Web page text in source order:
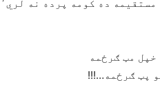
خپل مټ ګرځمه
پټ ګرځمه…!!!